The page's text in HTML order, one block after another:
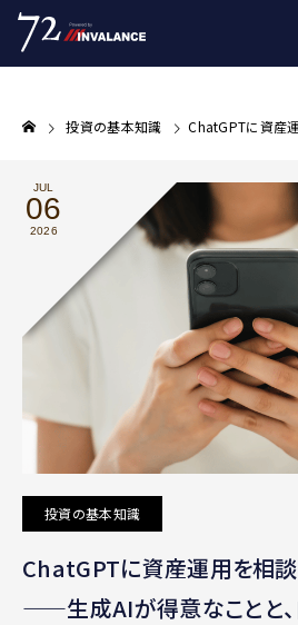
投資の基本知識 ChatGPTに資産運用を相談してわか
JUL
06
2026
投資の基本知識
ChatGPTに資産運用を相談
——生成AIが得意なことと